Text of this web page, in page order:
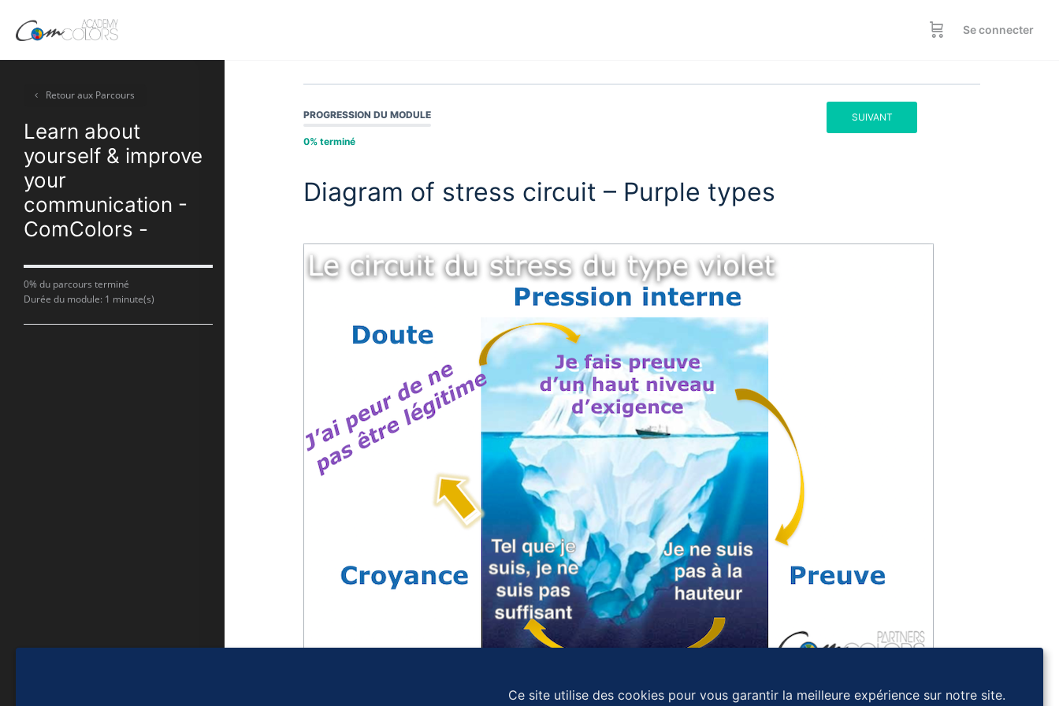
Ce site utilise des cookies pour vous garantir la meilleure expérience sur notre site.
Se connecter
Retour aux Parcours
Learn about
yourself & improve
your
communication -
ComColors -
0% du parcours terminé
Durée du module: 1 minute(s)
PROGRESSION DU MODULE
0% terminé
SUIVANT
Diagram of stress circuit – Purple types